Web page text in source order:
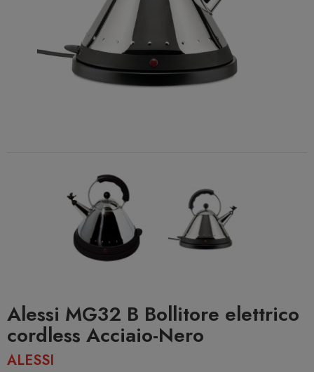
Alessi MG32 B Bollitore elettrico
cordless Acciaio-Nero
ALESSI